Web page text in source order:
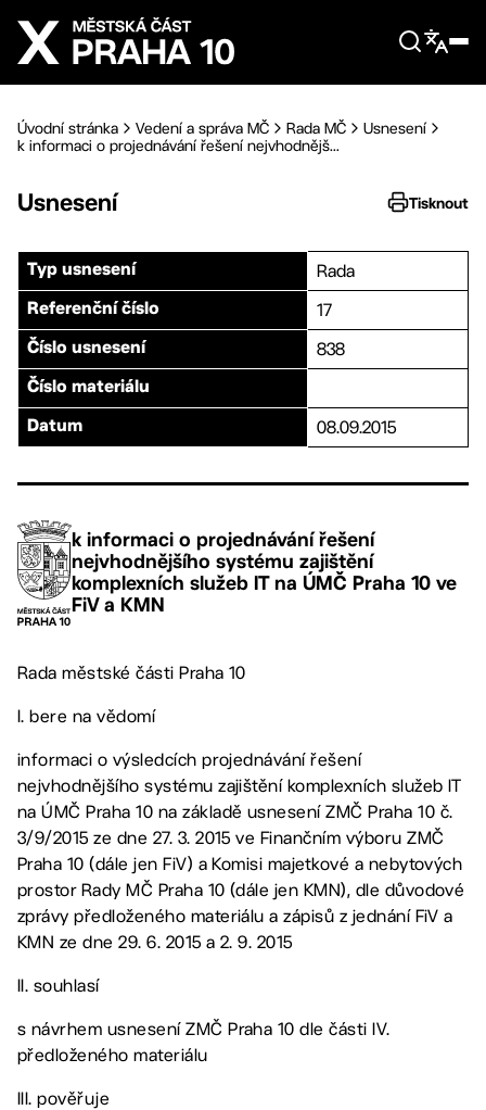
Přejít na hlavní obsah
Úvodní stránka Vedení a správa MČ Rada MČ
Usnesení
k informaci o projednávání řešení nejvhodnějš...
Usnesení Tisknout
Typ usnesení Rada
Referenční číslo 17
Číslo usnesení 838
Číslo materiálu
Datum 08.09.2015
k informaci o projednávání řešení
nejvhodnějšího systému zajištění
komplexních služeb IT na ÚMČ Praha 10 ve
FiV a KMN
Rada městské části Praha 10
I. bere na vědomí
informaci o výsledcích projednávání řešení
nejvhodnějšího systému zajištění komplexních služeb IT
na ÚMČ Praha 10 na základě usnesení ZMČ Praha 10 č.
3/9/2015 ze dne 27. 3. 2015 ve Finančním výboru ZMČ
Praha 10 (dále jen FiV) a Komisi majetkové a nebytových
prostor Rady MČ Praha 10 (dále jen KMN), dle důvodové
zprávy předloženého materiálu a zápisů z jednání FiV a
KMN ze dne 29. 6. 2015 a 2. 9. 2015
II. souhlasí
s návrhem usnesení ZMČ Praha 10 dle části IV.
předloženého materiálu
III. pověřuje